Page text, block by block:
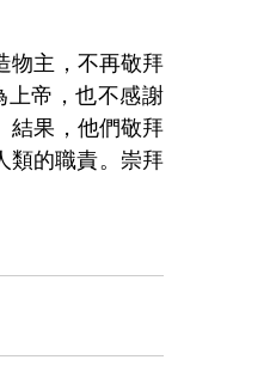
物主，不再敬拜
上帝，也不感謝
結果，他們敬拜
類的職責。崇拜